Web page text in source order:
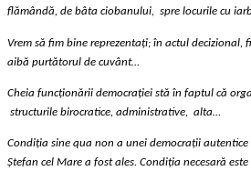
flămândă, de bâta ciobanului, spre locurile cu
Vrem să fim bine reprezentați; în actul decizional,
aibă purtătorul de cuvânt…
Cheia funcționării democrației stă în faptul că
structurile birocratice, administrative, alta…
Condiția sine qua non a unei democrații autentice
Ștefan cel Mare a fost ales. Condiția necesară